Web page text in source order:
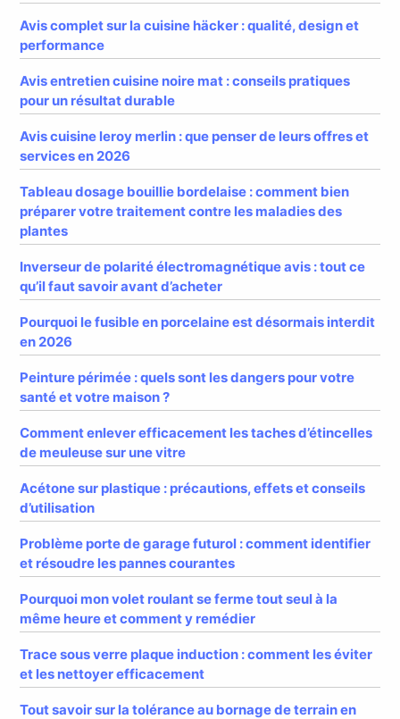
Avis complet sur la cuisine häcker : qualité, design et
performance
Avis entretien cuisine noire mat : conseils pratiques
pour un résultat durable
Avis cuisine leroy merlin : que penser de leurs offres et
services en 2026
Tableau dosage bouillie bordelaise : comment bien
préparer votre traitement contre les maladies des
plantes
Inverseur de polarité électromagnétique avis : tout ce
qu’il faut savoir avant d’acheter
Pourquoi le fusible en porcelaine est désormais interdit
en 2026
Peinture périmée : quels sont les dangers pour votre
santé et votre maison ?
Comment enlever efficacement les taches d’étincelles
de meuleuse sur une vitre
Acétone sur plastique : précautions, effets et conseils
d’utilisation
Problème porte de garage futurol : comment identifier
et résoudre les pannes courantes
Pourquoi mon volet roulant se ferme tout seul à la
même heure et comment y remédier
Trace sous verre plaque induction : comment les éviter
et les nettoyer efficacement
Tout savoir sur la tolérance au bornage de terrain en